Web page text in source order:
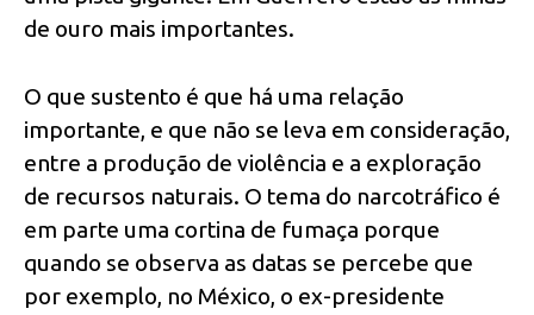
de ouro mais importantes.
O que sustento é que há uma relação
importante, e que não se leva em consideração,
entre a produção de violência e a exploração
de recursos naturais. O tema do narcotráfico é
em parte uma cortina de fumaça porque
quando se observa as datas se percebe que
por exemplo, no México, o ex-presidente